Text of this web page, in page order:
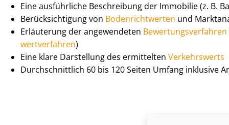
Eine ausführliche Beschreibung der Immobilie (z. B.
Be­rück­sich­ti­gung von Bo­den­richt­wer­ten und
Erläuterung der angewendeten Be­wer­tungs­ver­fah­ren
wert­ver­fah­ren)
Eine klare Darstellung des ermittelten Verkehrswerts
Durch­schnitt­lich 60 bis 120 Seiten Umfang inklusive